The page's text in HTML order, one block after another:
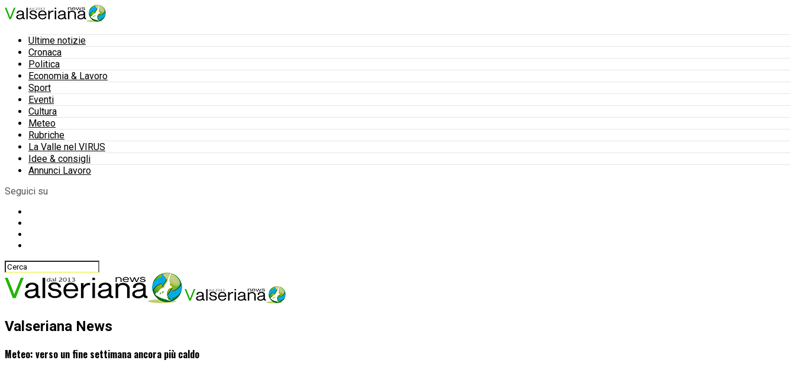
Ultime notizie
Cronaca
Politica
Economia & Lavoro
Sport
Eventi
Cultura
Meteo
Rubriche
La Valle nel VIRUS
Idee & consigli
Annunci Lavoro
Seguici su
Valseriana News
Meteo: verso un fine settimana ancora più caldo